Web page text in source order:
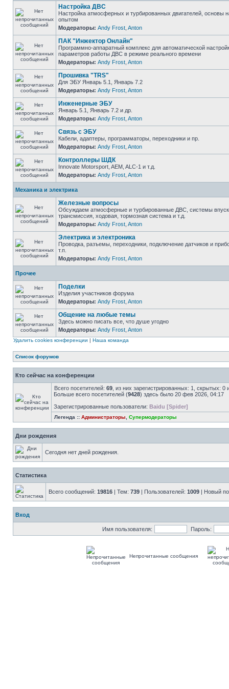
Настройка ДВС
Настройка атмосферных и турбированных двигателей, основы
опытом
Модераторы: Andy Frost Anton
ПАК "Инжектор Онлайн"
Программно-аппаратный комплекс для автоматической
параметров работы ДВС в режиме реального времени
Модераторы: Andy Frost Anton
Прошивка "TRS"
Для ЭБУ Январь 5.1, Январь 7.2
Модераторы: Andy Frost Anton
Инженерные ЭБУ
Январь 5.1, Январь 7.2 и др.
Модераторы: Andy Frost Anton
Связь с ЭБУ
Кабели, адаптеры, программаторы, переходники и пр.
Модераторы: Andy Frost Anton
Контроллеры ШДК
Innovate Motorsport, AEM, ALC-1 и т.д.
Модераторы: Andy Frost Anton
Механика и электрика
Железные вопросы
Обсуждаем атмосферные и турбированные ДВС, системы
трансмиссия, ходовая, тормозная система и т.д.
Модераторы: Andy Frost Anton
Электрика и электроника
Проводка, разъемы, переходники, подключение датчиков и
т.п.
Модераторы: Andy Frost Anton
Прочее
Поделки
Изделия участников форума
Модераторы: Andy Frost Anton
Общение на любые темы
Здесь можно писать все, что душе угодно
Модераторы: Andy Frost Anton
Удалить cookies конференции | Наша команда
Список форумов
Кто сейчас на конференции
Всего посетителей: 69 , из них зарегистрированных: 1, скрытых:
Больше всего посетителей (9428) здесь было 20 фев 2026, 04:17
Зарегистрированные пользователи: Baidu [Spider]
Легенда :: Администраторы Супермодераторы
Дни рождения
Сегодня нет дней рождения.
Статистика
Всего сообщений: 19816 | Тем: 739 | Пользователей: 1009 | Новый
Вход
Имя пользователя: Пароль:
Непрочитанные сообщения